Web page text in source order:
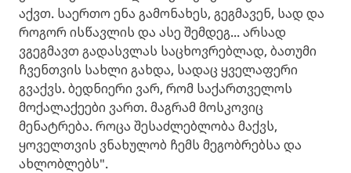
აქვთ. საერთო ენა გამონახეს, გეგმავენ, სად და
როგორ ისწავლის და ასე შემდეგ... არსად
ვგეგმავთ გადასვლას საცხოვრებლად, ბათუმი
ჩვენთვის სახლი გახდა, სადაც ყველაფერი
გვაქვს. ბედნიერი ვარ, რომ საქართველოს
მოქალაქეები ვართ. მაგრამ მოსკოვიც
მენატრება. როცა შესაძლებლობა მაქვს,
ყოველთვის ვნახულობ ჩემს მეგობრებსა და
ახლობლებს".